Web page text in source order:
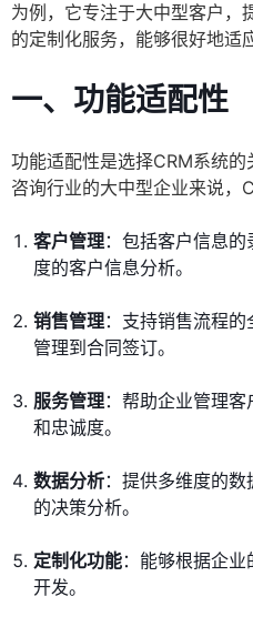
为例，它专注于大中型客户，
的定制化服务，能够很好地适
一、功能适配性
功能适配性是选择CRM系统
咨询行业的大中型企业来说，
客户管理：包括客户信息
度的客户信息分析。
销售管理：支持销售流程
管理到合同签订。
服务管理：帮助企业管理
和忠诚度。
数据分析：提供多维度的
的决策分析。
定制化功能：能够根据企
开发。